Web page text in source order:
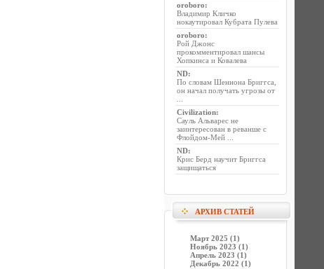
oroboro:
Владимир Кличко
нокаутировал Кубрата Пулева
oroboro:
Рой Джонс
прокомментировал шансы
Хопкинса и Ковалева
ND:
По словам Шеннона Бриггса,
он начал получать угрозы от
Civilization:
Сауль Альварес не
заинтересован в реванше с
Флойдом-Мей ...
ND:
Крис Берд научит Бриггса
защищаться
АРХИВ СТАТЕЙ
Март 2025 (1)
Ноябрь 2023 (1)
Апрель 2023 (1)
Декабрь 2022 (1)